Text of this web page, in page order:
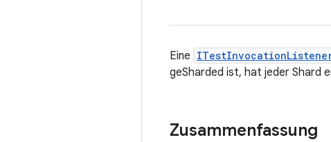
Eine
geSharded ist, hat jeder Shard
Zusammenfassung